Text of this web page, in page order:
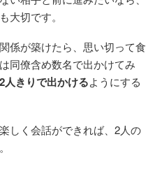
大切です。
係が築けたら、思い切って食
同僚含め数名で出かけてみ
人きりで出かけるようにする
しく会話ができれば、2人の